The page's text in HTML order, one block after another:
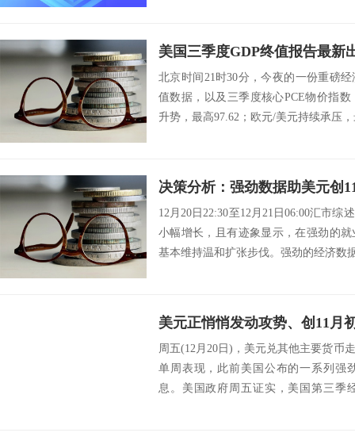
北京时间21时30分，今夜的一份重磅
值数据，以及三季度核心PCE物价指
升势，最高97.62；欧元/美元持续承压
12月20日22:30至12月21日06:00汇市综
小幅增长，且有迹象显示，在强劲的
基本维持温和扩张步伐。强劲的经济数
周五(12月20日)，美元兑其他主要货币
单周表现，此前美国公布的一系列强
息。美国政府周五证实，美国第三季